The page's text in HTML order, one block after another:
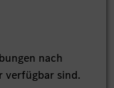
nach
verfügbar sind.